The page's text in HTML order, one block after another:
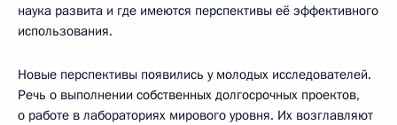
наука развита и где имеются перспективы её эффективного
использования.
Новые перспективы появились у молодых исследователей.
Речь о выполнении собственных долгосрочных проектов,
о работе в лабораториях мирового уровня. Их возглавляют